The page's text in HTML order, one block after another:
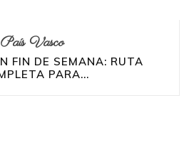
País Vasco
FIN DE SEMANA: RUTA
PARA...